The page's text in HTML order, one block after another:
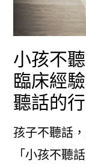
係
問
題：
完
整
小孩不
臨床經
聽話的
孩子不聽話
「小孩不聽